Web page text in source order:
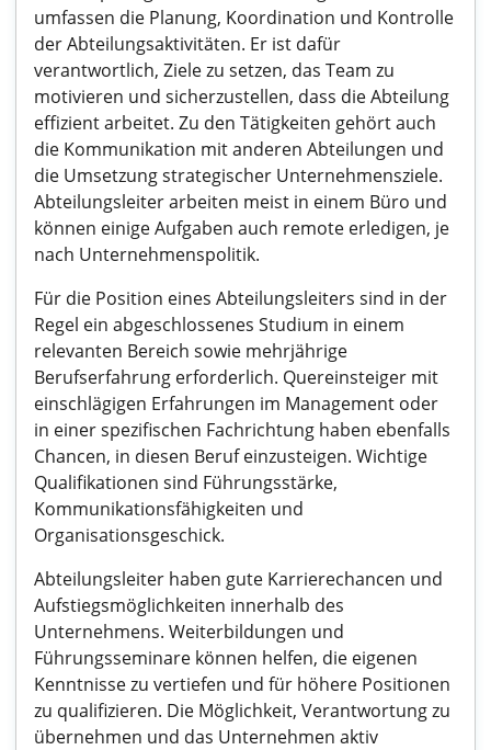
umfassen die Planung, Koordination und Kontrolle
der Abteilungsaktivitäten. Er ist dafür
verantwortlich, Ziele zu setzen, das Team zu
motivieren und sicherzustellen, dass die Abteilung
effizient arbeitet. Zu den Tätigkeiten gehört auch
die Kommunikation mit anderen Abteilungen und
die Umsetzung strategischer Unternehmensziele.
Abteilungsleiter arbeiten meist in einem Büro und
können einige Aufgaben auch remote erledigen, je
nach Unternehmenspolitik.
Für die Position eines Abteilungsleiters sind in der
Regel ein abgeschlossenes Studium in einem
relevanten Bereich sowie mehrjährige
Berufserfahrung erforderlich. Quereinsteiger mit
einschlägigen Erfahrungen im Management oder
in einer spezifischen Fachrichtung haben ebenfalls
Chancen, in diesen Beruf einzusteigen. Wichtige
Qualifikationen sind Führungsstärke,
Kommunikationsfähigkeiten und
Organisationsgeschick.
Abteilungsleiter haben gute Karrierechancen und
Aufstiegsmöglichkeiten innerhalb des
Unternehmens. Weiterbildungen und
Führungsseminare können helfen, die eigenen
Kenntnisse zu vertiefen und für höhere Positionen
zu qualifizieren. Die Möglichkeit, Verantwortung zu
übernehmen und das Unternehmen aktiv